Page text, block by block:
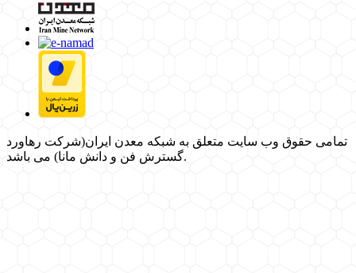
تمامی حقوق وب سایت متعلق به شبکه معدن ایران(شرکت رهاورد
گسترش فن و دانش مانا) می باشد.